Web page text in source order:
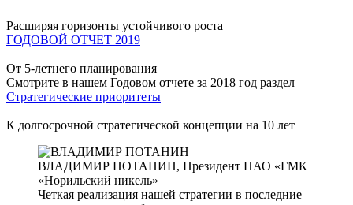
Расширяя горизонты устойчивого роста
ГОДОВОЙ ОТЧЕТ 2019
От 5-летнего планирования
Смотрите в нашем Годовом отчете за 2018 год раздел
Стратегические приоритеты
К долгосрочной стратегической концепции на 10 лет
ВЛАДИМИР ПОТАНИН, Президент ПАО «ГМК
«Норильский никель»
Четкая реализация нашей стратегии в последние